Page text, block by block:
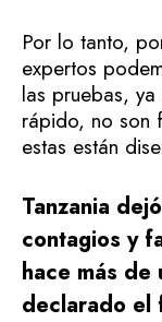
Por lo tanto,
expertos
las pruebas,
rápido, no son
estas están
Tanzania
contagios y
hace más de
declarado el